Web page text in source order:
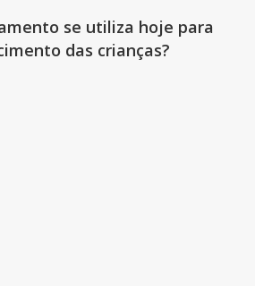
se utiliza hoje para
das crianças?